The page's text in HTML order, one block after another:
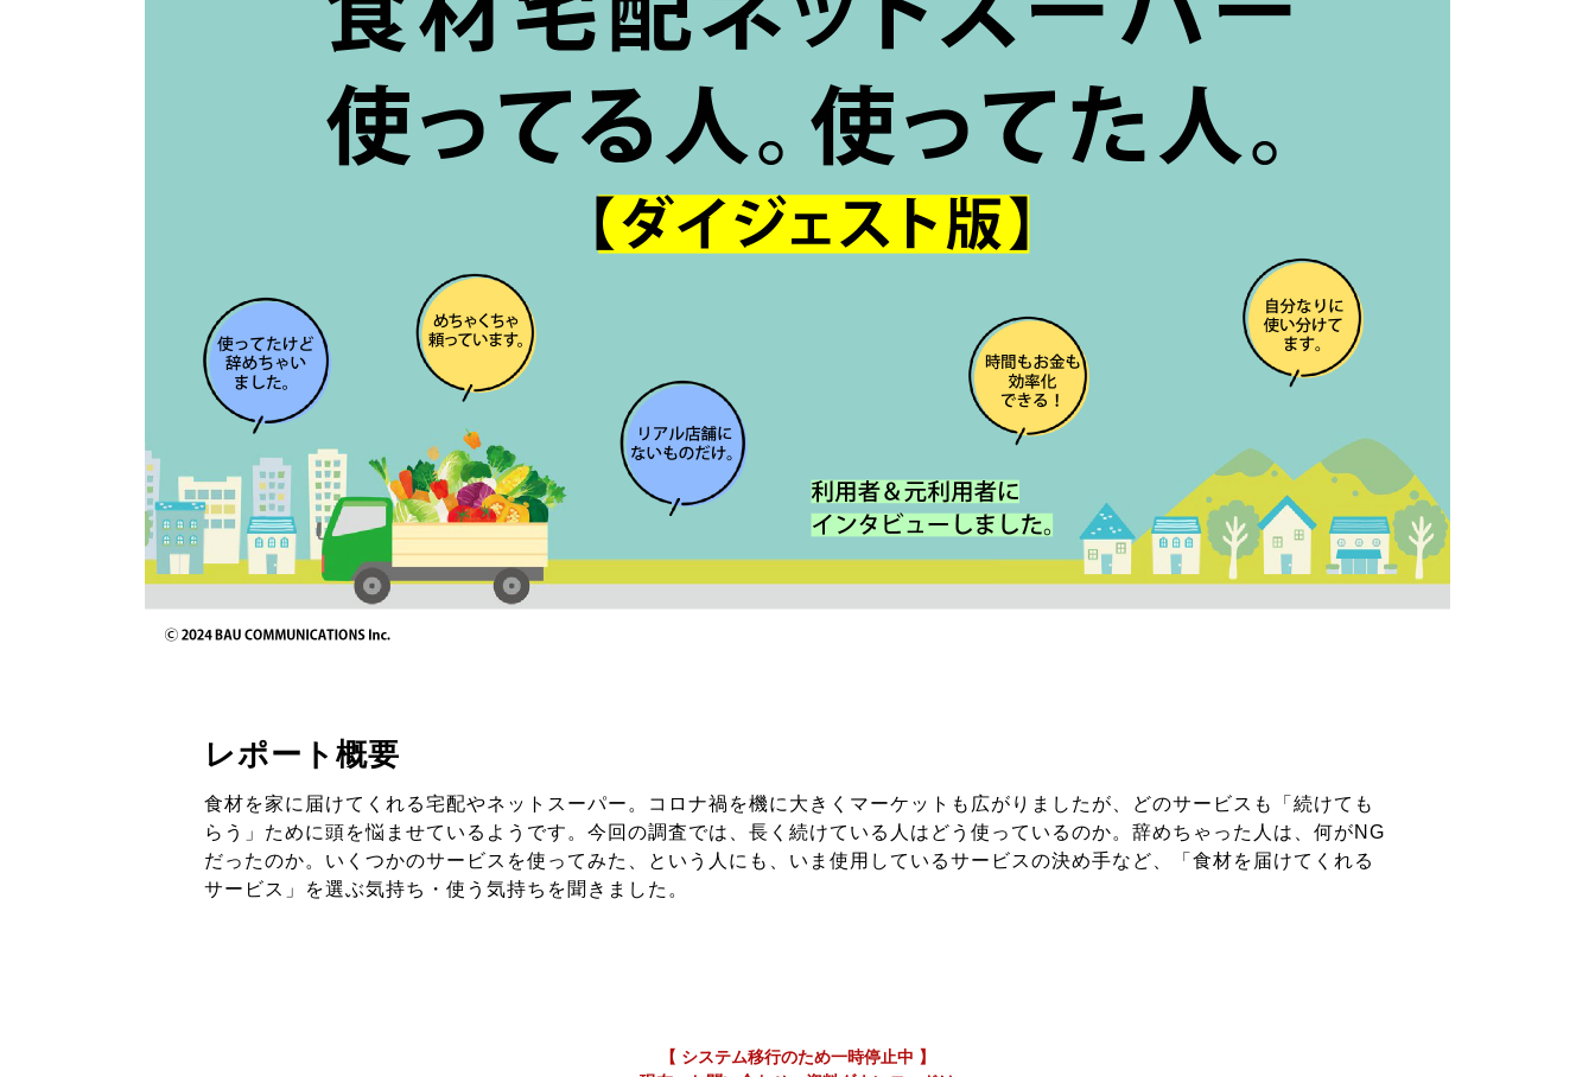
レポート概要
食材を家に届けてくれる宅配やネットスーパー。コロナ禍を機に大きくマーケットも広がりましたが、どのサービスも「続けても
らう」ために頭を悩ませているようです。今回の調査では、長く続けている人はどう使っているのか。辞めちゃった人は、何がNG
だったのか。いくつかのサービスを使ってみた、という人にも、いま使用しているサービスの決め手など、「食材を届けてくれる
サービス」を選ぶ気持ち・使う気持ちを聞きました。